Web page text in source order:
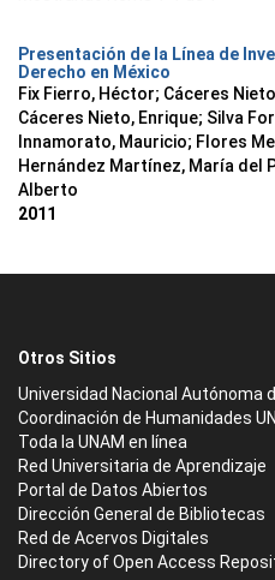
Presentación de la Línea de
Derecho en México
Fix Fierro, Héctor; Cáceres
Cáceres Nieto, Enrique; Silva
Innamorato, Mauricio; Flores
Hernández Martínez, María del
Alberto
2011
Otros Sitios
Universidad Nacional Autónoma
Coordinación de Humanidades
Toda la UNAM en línea
Red Universitaria de Aprendizaje
Portal de Datos Abiertos
Dirección General de Bibliotecas
Red de Acervos Digitales
Directory of Open Access